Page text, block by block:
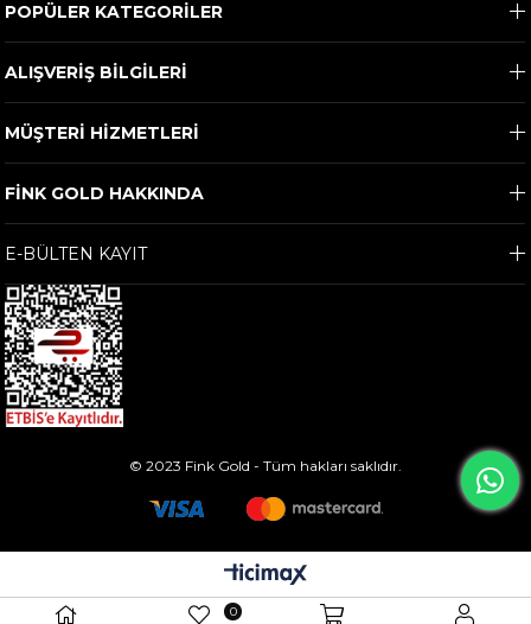
POPÜLER KATEGORİLER
ALIŞVERİŞ BİLGİLERİ
MÜŞTERİ HİZMETLERİ
FİNK GOLD HAKKINDA
E-BÜLTEN KAYIT
© 2023 Fink Gold - Tüm hakları saklıdır.
0